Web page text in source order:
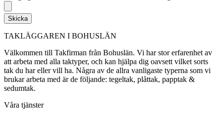
Skicka
TAKLÄGGAREN I BOHUSLÄN
Välkommen till Takfirman från Bohuslän. Vi har stor erfarenhet av
att arbeta med alla taktyper, och kan hjälpa dig oavsett vilket sorts
tak du har eller vill ha. Några av de allra vanligaste typerna som vi
brukar arbeta med är de följande: tegeltak, plåttak, papptak &
sedumtak.
Våra tjänster